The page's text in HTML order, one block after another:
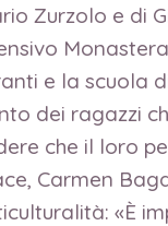
Zurzolo e di
e la scuola
dei ragazzi
che il loro
Carmen
«È